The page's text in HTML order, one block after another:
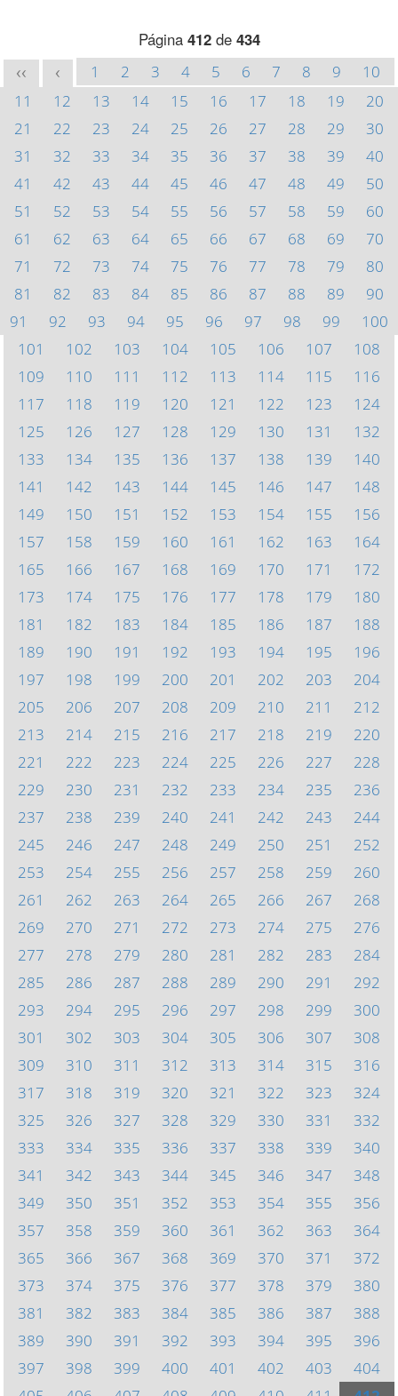
Página 412de 434
<< < 1 2 3 4 5 6 7 8 9
10
11
12 13 14 15 16 17 18 19
20
21
22 23 24 25 26 27 28 29
30
31
32 33 34 35 36 37 38 39
40
41
42 43 44 45 46 47 48 49
50
51
52 53 54 55 56 57 58 59
60
61
62 63 64 65 66 67 68 69
70
71
72 73 74 75 76 77 78 79
80
81
82 83 84 85 86 87 88 89
90
91
92 93 94 95 96 97 98 99
100
101
102 103 104 105 106 107
108
109
110 111 112 113 114 115
116
117
118 119 120 121 122 123
124
125
126 127 128 129 130 131
132
133
134 135 136 137 138 139
140
141
142 143 144 145 146 147
148
149
150 151 152 153 154 155
156
157
158 159 160 161 162 163
164
165
166 167 168 169 170 171
172
173
174 175 176 177 178 179
180
181
182 183 184 185 186 187
188
189
190 191 192 193 194 195
196
197
198 199 200 201 202 203
204
205
206 207 208 209 210 211
212
213
214 215 216 217 218 219
220
221
222 223 224 225 226 227
228
229
230 231 232 233 234 235
236
237
238 239 240 241 242 243
244
245
246 247 248 249 250 251
252
253
254 255 256 257 258 259
260
261
262 263 264 265 266 267
268
269
270 271 272 273 274 275
276
277
278 279 280 281 282 283
284
285
286 287 288 289 290 291
292
293
294 295 296 297 298 299
300
301
302 303 304 305 306 307
308
309
310 311 312 313 314 315
316
317
318 319 320 321 322 323
324
325
326 327 328 329 330 331
332
333
334 335 336 337 338 339
340
341
342 343 344 345 346 347
348
349
350 351 352 353 354 355
356
357
358 359 360 361 362 363
364
365
366 367 368 369 370 371
372
373
374 375 376 377 378 379
380
381
382 383 384 385 386 387
388
389
390 391 392 393 394 395
396
397
398 399 400 401 402 403
404